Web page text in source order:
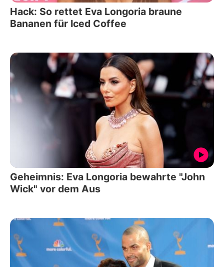
Hack: So rettet Eva Longoria braune
Bananen für Iced Coffee
Geheimnis: Eva Longoria bewahrte "John
Wick" vor dem Aus